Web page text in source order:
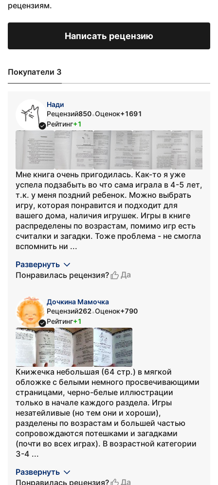
рецензиям.
Написать рецензию
Покупатели 3
Нади
Рецензий850•Оценок+1691
Рейтинг+1
Мне книга очень пригодилась. Как-то я уже
успела подзабыть во что сама играла в 4-5 лет,
т.к. у меня поздний ребенок. Можно выбрать
игру, которая понравится и подходит для
вашего дома, наличия игрушек. Игры в книге
распределены по возрастам, помимо игр есть
считалки и загадки. Тоже проблема - не смогла
вспомнить ни ...
Развернуть
Понравилась рецензия?
Да
Дочкина Мамочка
Рецензий262•Оценок+790
Рейтинг+1
Книжечка небольшая (64 стр.) в мягкой
обложке с белыми немного просвечивающими
страницами, черно-белые иллюстрации
только в начале каждого раздела. Игры
незатейливые (но тем они и хороши),
разделены по возрастам и большей частью
сопровождаются потешками и загадками
(почти во всех играх). В возрастной категории
3-4 ...
Развернуть
Понравилась рецензия?
Да